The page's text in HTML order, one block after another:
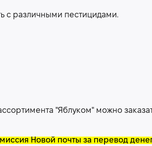
с различными пестицидами.
"Яблуком" можно
Новой почты за перевод